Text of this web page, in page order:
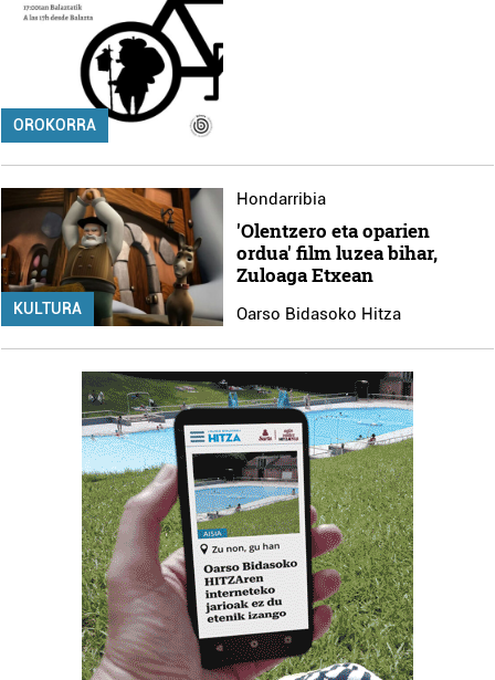
OROKORRA
KULTURA
Hondarribia
'Olentzero eta oparien
ordua' film luzea bihar,
Zuloaga Etxean
Oarso Bidasoko Hitza